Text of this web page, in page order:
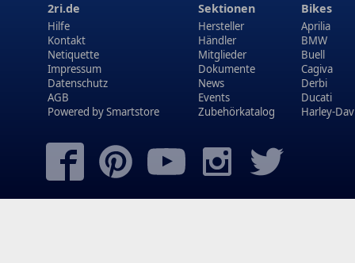
2ri.de
Hilfe
Kontakt
Netiquette
Impressum
Datenschutz
AGB
Powered bySmartstore
Sektionen
Hersteller
Händler
Mitglieder
Dokumente
News
Events
Zubehörkatalog
Bikes
Aprilia
BMW
Buell
Cagiva
Derbi
Ducati
Harley-